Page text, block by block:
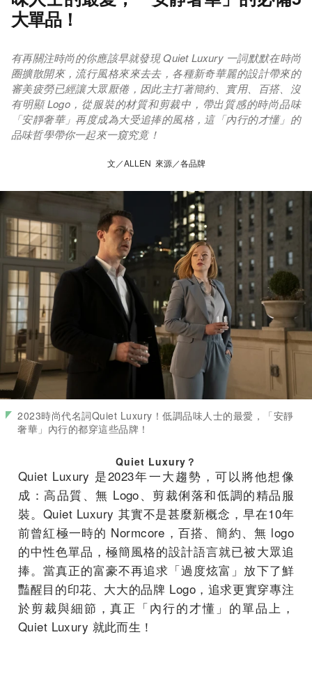
大單品！
有再關注時尚的你應該早就發現 Quiet Luxury 一詞默默在時尚
圈擴散開來，流行風格來來去去，各種新奇華麗的設計帶來的
審美疲勞已經讓大眾厭倦，因此主打著簡約、實用、百搭、沒
有明顯 Logo，從服裝的材質和剪裁中，帶出質感的時尚品味
「安靜奢華」再度成為大受追捧的風格，這「內行的才懂」的
品味哲學帶你一起來一窺究竟！
文／ALLEN 來源／各品牌
2023時尚代名詞Quiet Luxury！低調品味人士的最愛，「安靜
奢華」內行的都穿這些品牌！
Quiet Luxury？
Quiet Luxury 是2023年一大趨勢，可以將他想像
成：高品質、無 Logo、剪裁俐落和低調的精品服
裝。Quiet Luxury 其實不是甚麼新概念，早在10年
前曾紅極一時的 Normcore，百搭、簡約、無 logo
的中性色單品，極簡風格的設計語言就已被大眾追
捧。當真正的富豪不再追求「過度炫富」放下了鮮
豔醒目的印花、大大的品牌 Logo，追求更實穿專注
於剪裁與細節，真正「內行的才懂」的單品上，
Quiet Luxury 就此而生！